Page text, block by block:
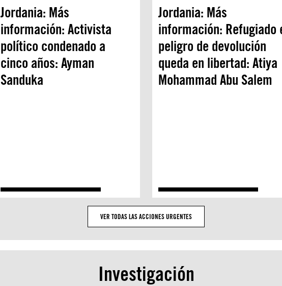
Jordania: Más
información: Activista
político condenado a
cinco años: Ayman
Sanduka
Jordania: Más
información: Refugiado
peligro de devolución
queda en libertad: Atiya
Mohammad Abu Salem
VER TODAS LAS ACCIONES URGENTES
Investigación